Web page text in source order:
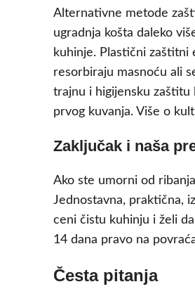
Alternativne metode
ugradnja košta daleko
kuhinje. Plastični
resorbiraju masnoću ali
trajnu i higijensku zaštitu
prvog kuvanja. Više o
Zaključak i naša
Ako ste umorni od
Jednostavna, praktična,
ceni čistu kuhinju i želi
14 dana pravo na
Česta pitanja